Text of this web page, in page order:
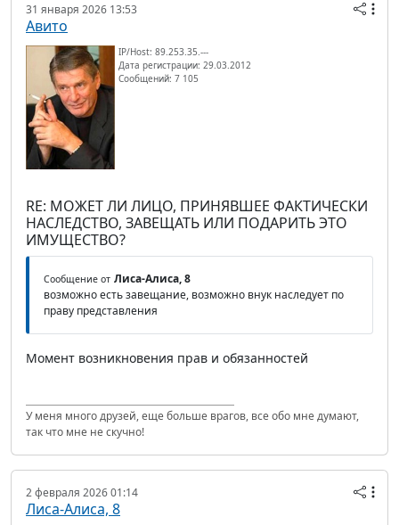
31 января 2026 13:53
Авито
IP/Host: 89.253.35.---
Дата регистрации: 29.03.2012
Сообщений: 7 105
RE: МОЖЕТ ЛИ ЛИЦО, ПРИНЯВШЕЕ ФАКТИЧЕСКИ
НАСЛЕДСТВО, ЗАВЕЩАТЬ ИЛИ ПОДАРИТЬ ЭТО
ИМУЩЕСТВО?
Сообщение от Лиса-Алиса, 8
возможно есть завещание, возможно внук наследует по
праву представления
Момент возникновения прав и обязанностей
У меня много друзей, еще больше врагов, все обо мне думают,
так что мне не скучно!
2 февраля 2026 01:14
Лиса-Алиса, 8